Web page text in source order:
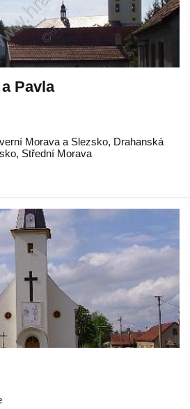
Pavla
Morava a Slezsko, Drahanská
, Střední Morava